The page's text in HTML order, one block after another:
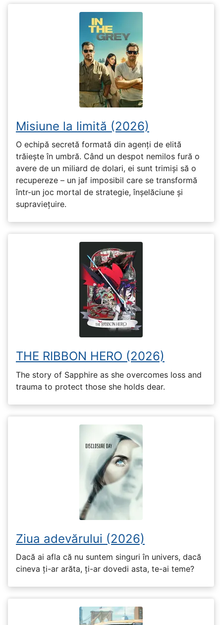
Misiune la limită (2026)
O echipă secretă formată din agenți de elită
trăiește în umbră. Când un despot nemilos fură o
avere de un miliard de dolari, ei sunt trimiși să o
recupereze – un jaf imposibil care se transformă
într-un joc mortal de strategie, înșelăciune și
supraviețuire.
THE RIBBON HERO (2026)
The story of Sapphire as she overcomes loss and
trauma to protect those she holds dear.
Ziua adevărului (2026)
Dacă ai afla că nu suntem singuri în univers, dacă
cineva ți-ar arăta, ți-ar dovedi asta, te-ai teme?